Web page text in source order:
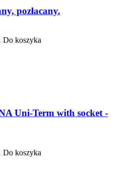
pozłacany.
Do koszyka
Uni-Term with socket -
Do koszyka